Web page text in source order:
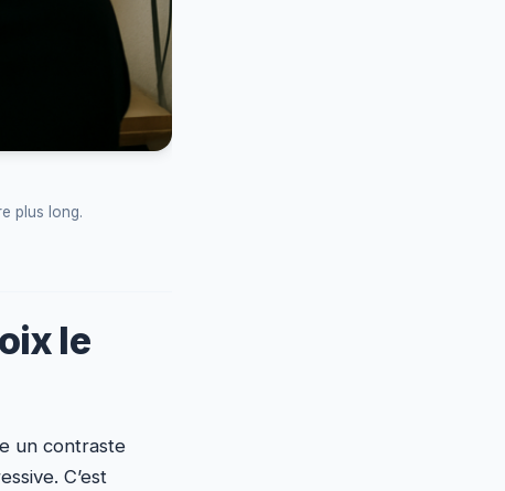
plus long.
le
un contraste
C’est